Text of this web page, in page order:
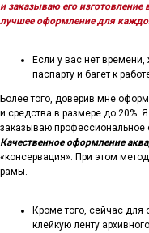
и заказываю его изготовление
лучшее оформление для
Если у вас нет
паспарту и багет к
Более того, доверив мне
и средства в размере до 20%.
заказываю профессиональное
Качественное оформление
«консервация». При этом
рамы.
Кроме того, сейчас для
клейкую ленту